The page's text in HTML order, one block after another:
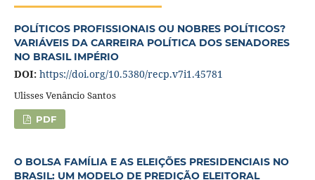
POLÍTICOS PROFISSIONAIS OU NOBRES POLÍTICOS?
VARIÁVEIS DA CARREIRA POLÍTICA DOS SENADORES
NO BRASIL IMPÉRIO
DOI: https://doi.org/10.5380/recp.v7i1.45781
Ulisses Venâncio Santos
PDF
O BOLSA FAMÍLIA E AS ELEIÇÕES PRESIDENCIAIS NO
BRASIL: UM MODELO DE PREDIÇÃO ELEITORAL